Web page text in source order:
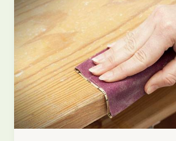
roulotte
?